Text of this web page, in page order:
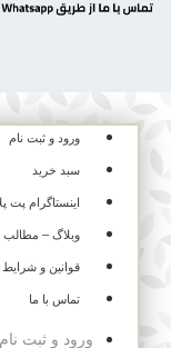
ورود و ثبت نام
سبد خرید
اینستاگرام پت
وبلاگ – مطالب
قوانین و
تماس با ما
ورود و ثبت نام